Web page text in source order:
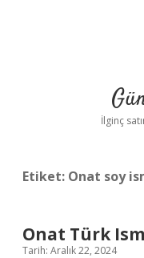
İlginç
Etiket: Onat soy
Onat Türk
Tarih: Aralık 22, 2024